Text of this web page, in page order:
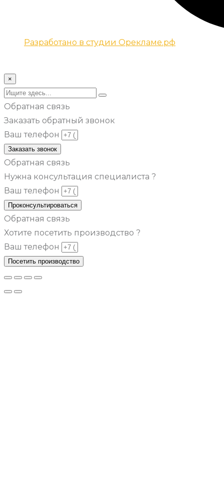
Разработано в студии Орекламе.рф
×
Обратная связь
Заказать обратный звонок
Ваш телефон
Заказать звонок
Обратная связь
Нужна консультация специалиста ?
Ваш телефон
Проконсультироваться
Обратная связь
Хотите посетить производство ?
Ваш телефон
Посетить производство